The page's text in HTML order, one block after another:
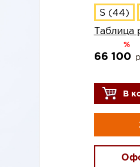
S (44)
Таблица
%
66 100
В